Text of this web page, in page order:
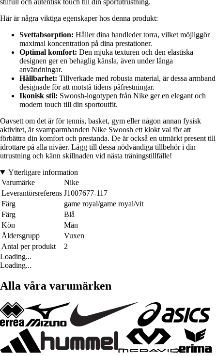
stilfull och autentisk touch till din sportutrustning.
Här är några viktiga egenskaper hos denna produkt:
Svettabsorption: Håller dina handleder torra, vilket möjliggör
maximal koncentration på dina prestationer.
Optimal komfort: Den mjuka texturen och den elastiska
designen ger en behaglig känsla, även under långa
användningar.
Hållbarhet: Tillverkade med robusta material, är dessa armband
designade för att motstå tidens påfrestningar.
Ikonisk stil: Swoosh-logotypen från Nike ger en elegant och
modern touch till din sportoutfit.
Oavsett om det är för tennis, basket, gym eller någon annan fysisk
aktivitet, är svamparmbanden Nike Swoosh ett klokt val för att
förbättra din komfort och prestanda. De är också en utmärkt present till
idrottare på alla nivåer. Lägg till dessa nödvändiga tillbehör i din
utrustning och känn skillnaden vid nästa träningstillfälle!
Ytterligare information
Varumärke
Nike
Leverantörsreferens J1007677-117
Färg
game royal/game royal/vit
Färg
Blå
Kön
Män
Åldersgrupp
Vuxen
Antal per produkt
2
Loading...
Loading...
Alla våra varumärken